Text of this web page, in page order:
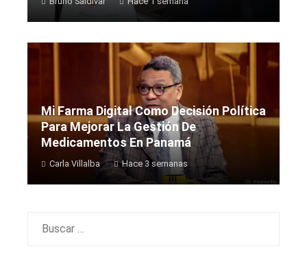
Mi Farma Digital Como Decisión Política
Para Mejorar La Gestión De
Medicamentos En Panamá
Carla Villalba Hace 3 semanas